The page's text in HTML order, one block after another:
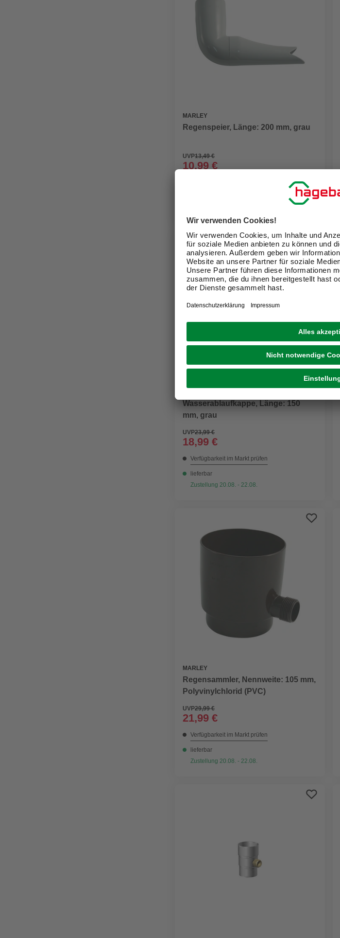
MARLEY
Regenspeier, Länge: 200 mm, grau
UVP13,49 €
10,99 €
Wasserablaufkappe, Länge: 150
mm, grau
UVP23,99 €
18,99 €
Verfügbarkeit im Markt prüfen
lieferbar
Zustellung 20.08. - 22.08.
MARLEY
Regensammler, Nennweite: 105 mm,
Polyvinylchlorid (PVC)
UVP29,99 €
21,99 €
Verfügbarkeit im Markt prüfen
lieferbar
Zustellung 20.08. - 22.08.